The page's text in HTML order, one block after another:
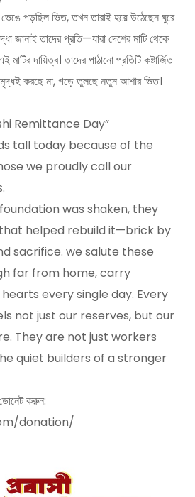
পড়ছিল ভিত, তখন তারাই হয়ে উঠেছেন ঘুরে
জানাই তাদের প্রতি—যারা দেশের মাটি থেকে
দায়িত্ব। তাদের পাঠানো প্রতিটি কষ্টার্জিত
করছে না, গড়ে তুলছে নতুন আশার ভিত।
Remittance Day”
tall today because of the
we proudly call our
was shaken, they
helped rebuild it—brick by
sacrifice. we salute these
far from home, carry
every single day. Every
not just our reserves, but our
They are not just workers
quiet builders of a stronger
করুন:
donation/